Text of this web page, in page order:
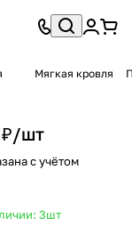
Мягкая кровля
₽/шт
с учётом
3шт